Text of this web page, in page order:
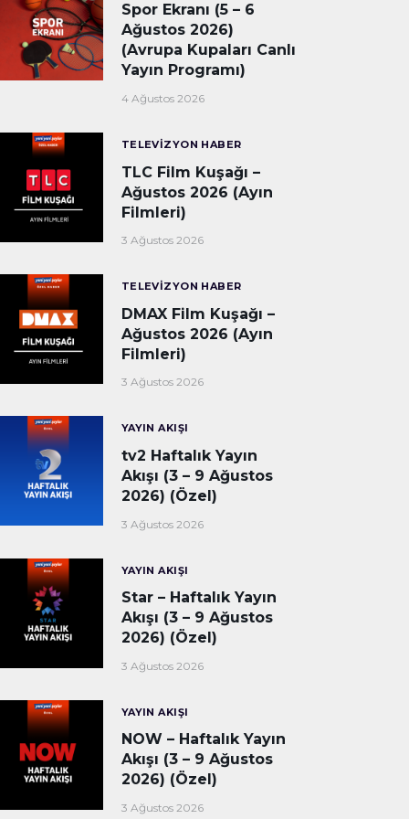
Spor Ekranı (5 – 6
Ağustos 2026)
(Avrupa Kupaları Canlı
Yayın Programı)
4 Ağustos 2026
TELEVIZYON HABER
TLC Film Kuşağı –
Ağustos 2026 (Ayın
Filmleri)
3 Ağustos 2026
TELEVIZYON HABER
DMAX Film Kuşağı –
Ağustos 2026 (Ayın
Filmleri)
3 Ağustos 2026
YAYIN AKIŞI
tv2 Haftalık Yayın
Akışı (3 – 9 Ağustos
2026) (Özel)
3 Ağustos 2026
YAYIN AKIŞI
Star – Haftalık Yayın
Akışı (3 – 9 Ağustos
2026) (Özel)
3 Ağustos 2026
YAYIN AKIŞI
NOW – Haftalık Yayın
Akışı (3 – 9 Ağustos
2026) (Özel)
3 Ağustos 2026